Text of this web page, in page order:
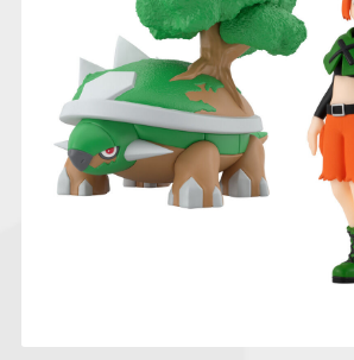
仮面ライダーシリー
ズ
ガンダムシリーズ
キャラパキ
にふぉるめーしょん
＆スクエアシール